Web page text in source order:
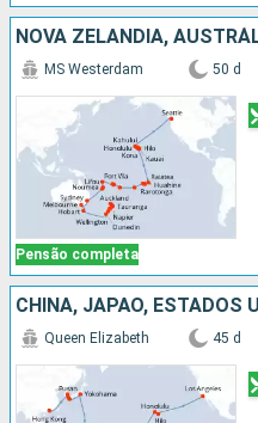
Pensão completa
MS Westerdam 50 d
Queen Elizabeth 45 d